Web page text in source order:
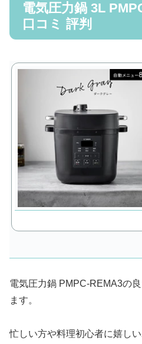
電気圧力鍋 3L
口コミ 評判
電気圧力鍋 PMPC-REMA3の
ます。
忙しい方や料理初心者に嬉し